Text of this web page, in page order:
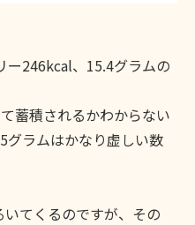
ー246kcal、15.4グラムの
蓄積されるかわからない
グラムはかなり虚しい数
てくるのですが、その